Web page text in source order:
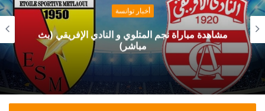
أخبار توانسة
مشاهدة مباراة نجم المتلوي و النادي الإفريقي (بث
مباشر)